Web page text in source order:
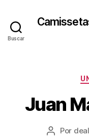
Buscar
Juan
Autor
Por